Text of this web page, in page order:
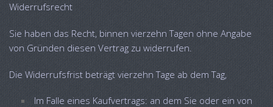
Widerrufsrecht
Sie haben das Recht, binnen vierzehn Tagen ohne Angabe
von Gründen diesen Vertrag zu widerrufen.
Die Widerrufsfrist beträgt vierzehn Tage ab dem Tag,
Im Falle eines Kaufvertrags: an dem Sie oder ein von